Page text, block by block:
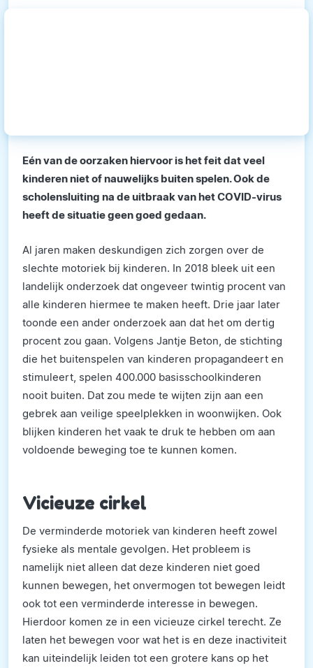
Eén van de oorzaken hiervoor is het feit dat veel
kinderen niet of nauwelijks buiten spelen. Ook de
scholensluiting na de uitbraak van het COVID-virus
heeft de situatie geen goed gedaan.
Al jaren maken deskundigen zich zorgen over de
slechte motoriek bij kinderen. In 2018 bleek uit een
landelijk onderzoek dat ongeveer twintig procent van
alle kinderen hiermee te maken heeft. Drie jaar later
toonde een ander onderzoek aan dat het om dertig
procent zou gaan. Volgens Jantje Beton, de stichting
die het buitenspelen van kinderen propagandeert en
stimuleert, spelen 400.000 basisschoolkinderen
nooit buiten. Dat zou mede te wijten zijn aan een
gebrek aan veilige speelplekken in woonwijken. Ook
blijken kinderen het vaak te druk te hebben om aan
voldoende beweging toe te kunnen komen.
Vicieuze cirkel
De verminderde motoriek van kinderen heeft zowel
fysieke als mentale gevolgen. Het probleem is
namelijk niet alleen dat deze kinderen niet goed
kunnen bewegen, het onvermogen tot bewegen leidt
ook tot een verminderde interesse in bewegen.
Hierdoor komen ze in een vicieuze cirkel terecht. Ze
laten het bewegen voor wat het is en deze inactiviteit
kan uiteindelijk leiden tot een grotere kans op het